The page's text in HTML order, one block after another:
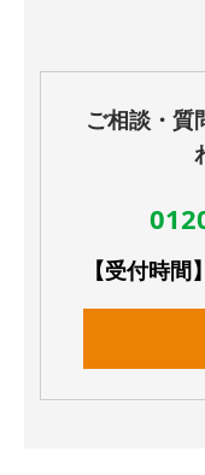
ご相談・質
【受付時